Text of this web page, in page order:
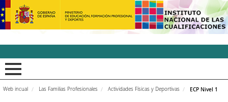
INCUAl - Instituto
Web incual Las Familias Profesionales Actividades Físicas y Deportivas ECP Nivel 1